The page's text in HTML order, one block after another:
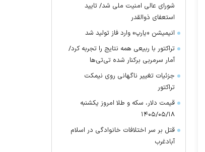
شورای عالی امنیت ملی شد/ تایید
استعفای ذوالقدر
انیمیشن «یارپ» وارد فاز تولید شد
تراکتور با ربیعی همه نتایج را تجربه کرد/
آمار سرمربی برکنار شده تی‌تی‌ها
جزئیات تغییر ناگهانی روی نیمکت
تراکتور
قیمت دلار، سکه و طلا امروز یکشنبه
۱۴۰۵/۰۵/۱۸
قتل بر سر اختلافات خانوادگی در اسلام
آبادغرب